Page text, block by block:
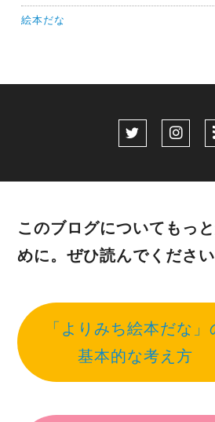
絵本だな
このブログについてもっ
めに。ぜひ読んでください
「よりみち絵本だな」
基本的な考え方